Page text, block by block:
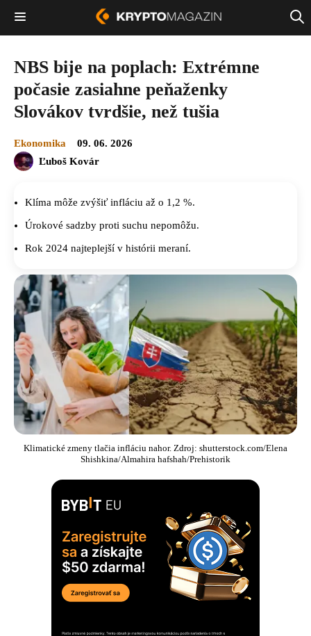
NBS bije na poplach: Extrémne
počasie zasiahne peňaženky
Slovákov tvrdšie, než tušia
Ekonomika
09. 06. 2026
Ľuboš Kovár
Klíma môže zvýšiť infláciu až o 1,2 %.
Úrokové sadzby proti suchu nepomôžu.
Rok 2024 najteplejší v histórii meraní.
Klimatické zmeny tlačia infláciu nahor. Zdroj: shutterstock.com/Elena
Shishkina/Almahira hafshah/Prehistorik